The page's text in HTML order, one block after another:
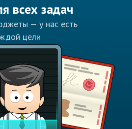
всех задач
— у нас есть
цели